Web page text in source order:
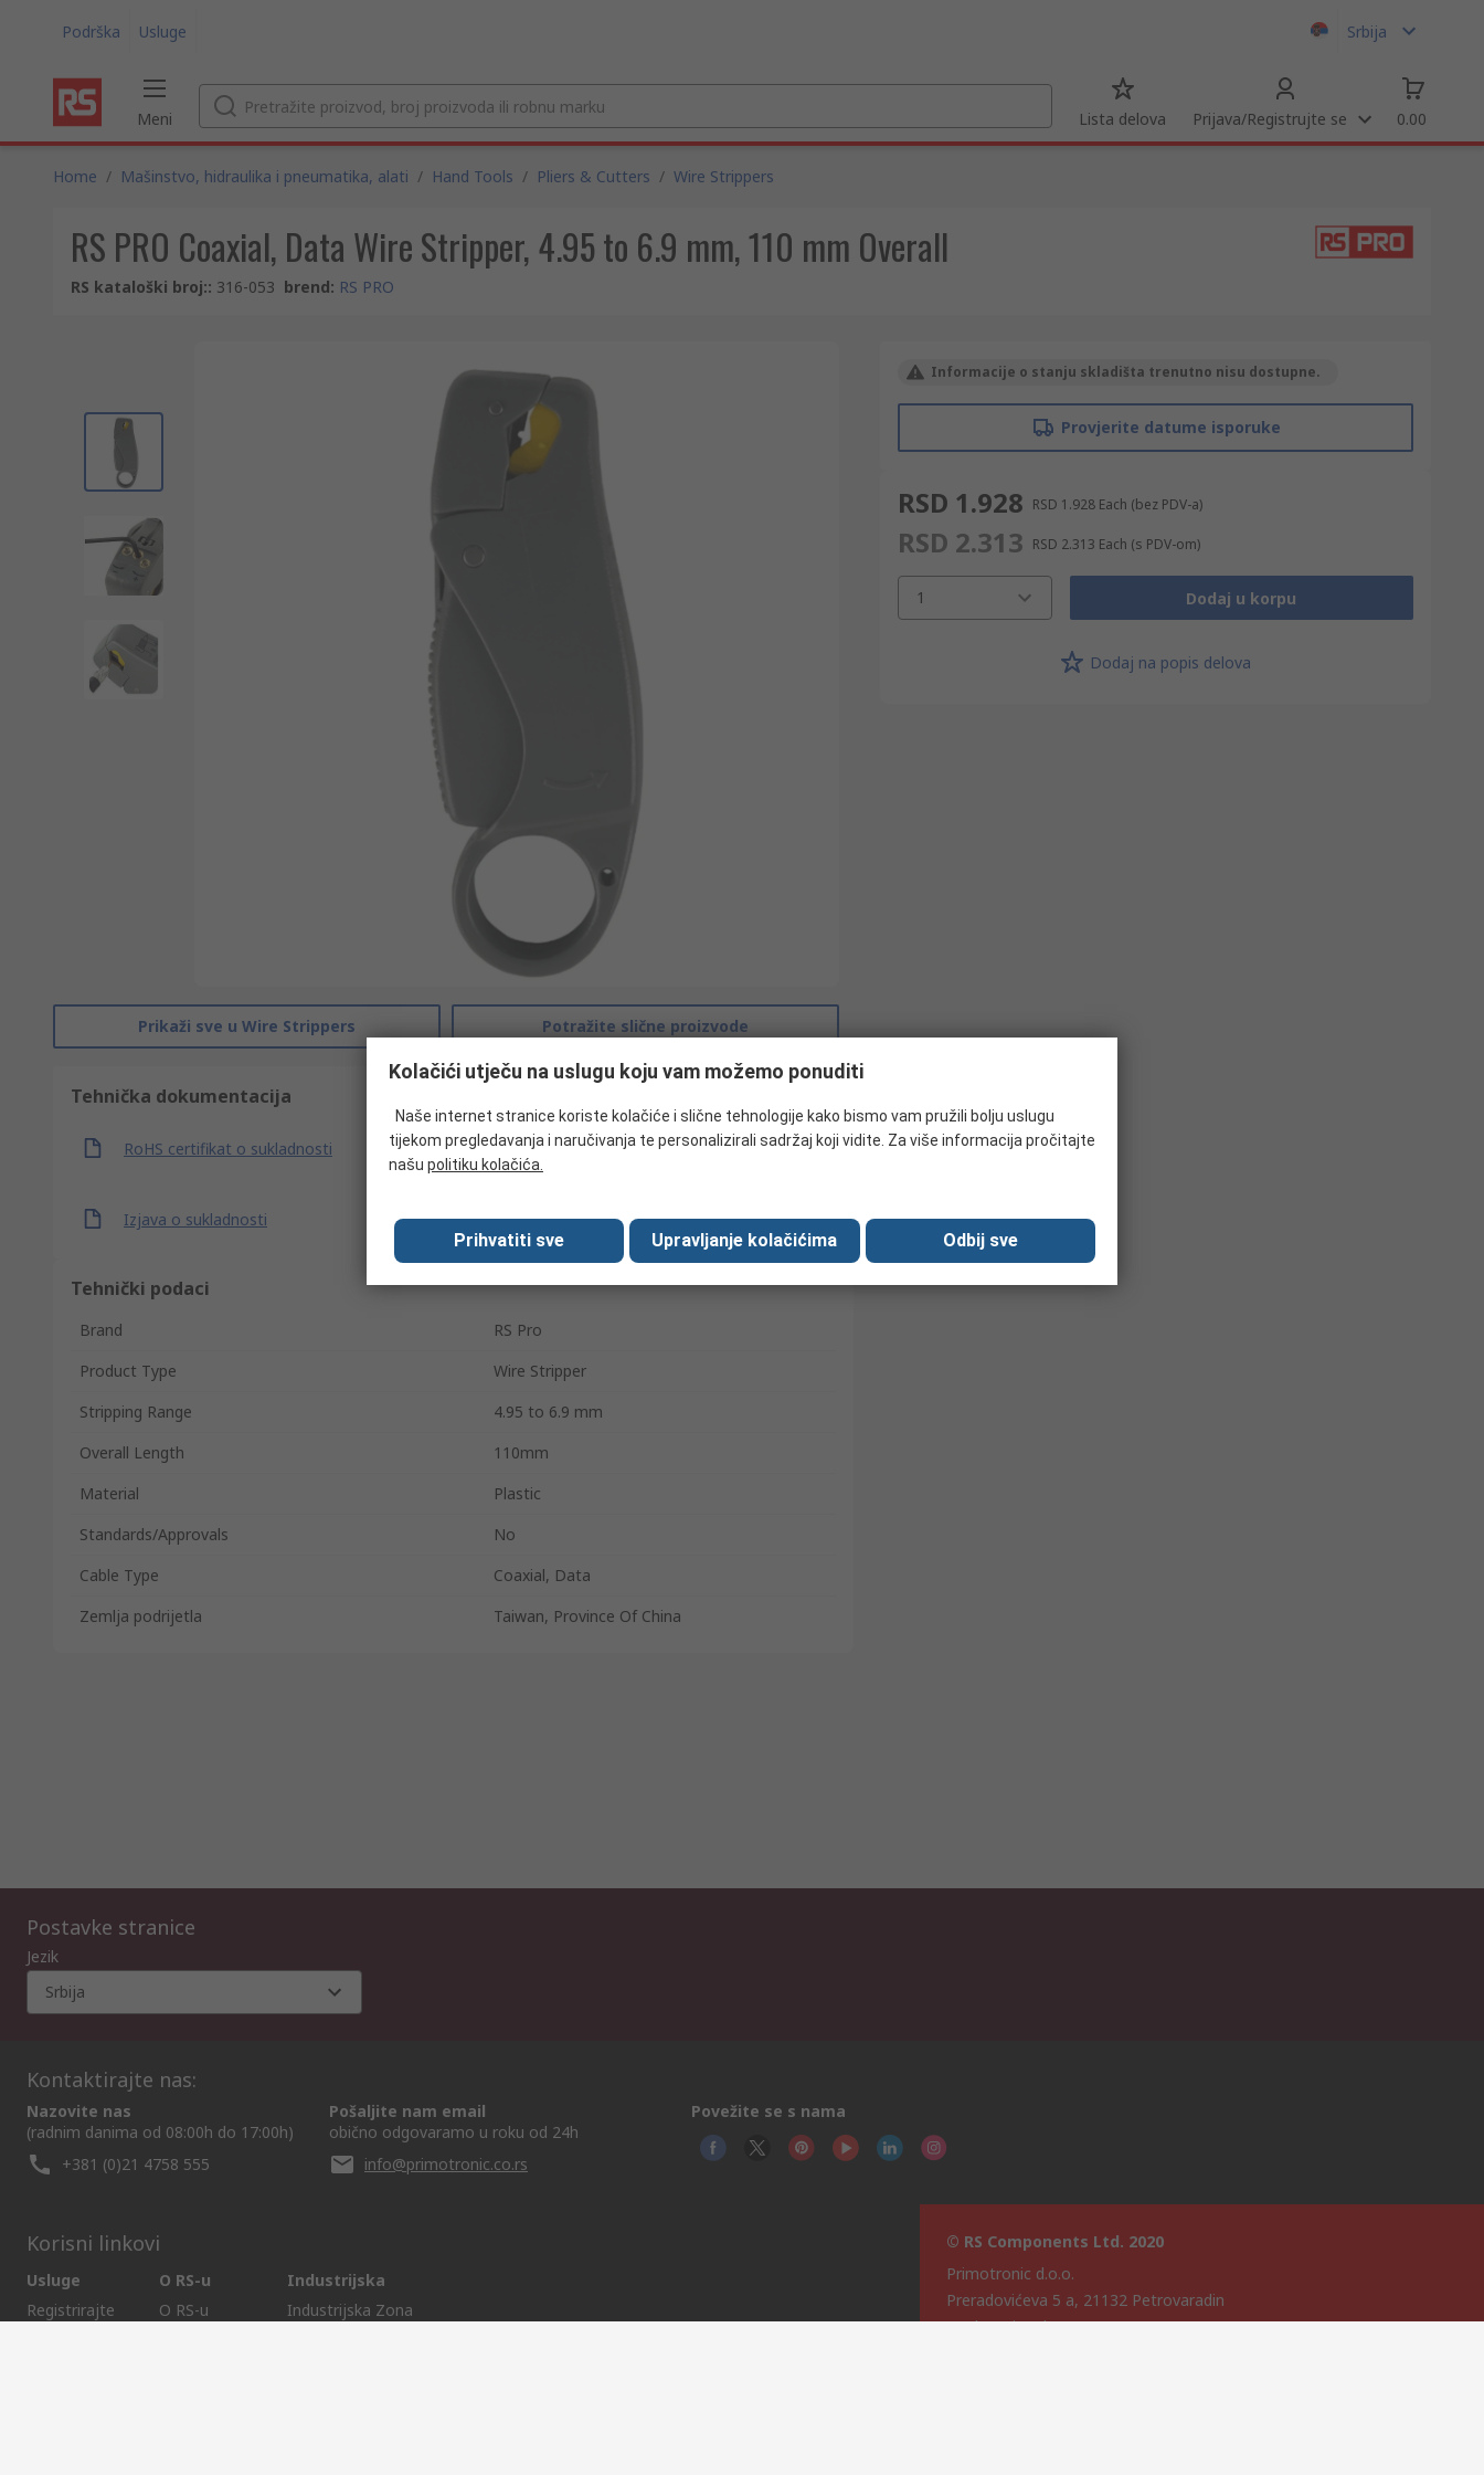
Podrška Usluge Srbija
Meni Lista delova Prijava/Registrujte se 0.00
Home / Mašinstvo, hidraulika i pneumatika, alati / Hand Tools / Pliers & Cutters / Wire Strippers
RS PRO Coaxial, Data Wire Stripper, 4.95 to 6.9 mm, 110 mm Overall
RS kataloški broj:: 316-053 brend: RS PRO
Prikaži sve u Wire Strippers Potražite slične proizvode
Tehnička dokumentacija
RoHS certifikat o sukladnosti
Izjava o sukladnosti
Tehnički podaci
Brand
RS Pro
Product Type
Wire Stripper
Stripping Range
4.95 to 6.9 mm
Overall Length
110mm
Material
Plastic
Standards/Approvals
No
Cable Type
Coaxial, Data
Zemlja podrijetla
Taiwan, Province Of China
Informacije o stanju skladišta trenutno nisu dostupne.
Provjerite datume isporuke
RSD 1.928 RSD 1.928 Each (bez PDV-a)
RSD 2.313 RSD 2.313 Each (s PDV-om)
1 Dodaj u korpu
Dodaj na popis delova
Postavke stranice
Jezik
Srbija
Kontaktirajte nas:
Nazovite nas
(radnim danima od 08:00h do 17:00h)
+381 (0)21 4758 555
Pošaljite nam email
obično odgovaramo u roku od 24h
info@primotronic.co.rs
Povežite se s nama
Korisni linkovi
Usluge
Registrirajte
O RS-u
O RS-u
Industrijska
Industrijska Zona
© RS Components Ltd. 2020
Primotronic d.o.o.
Preradovićeva 5 a, 21132 Petrovaradin
grad Novi Sad
Kolačići utječu na uslugu koju vam možemo ponuditi
Naše internet stranice koriste kolačiće i slične tehnologije kako bismo vam pružili bolju uslugu
tijekom pregledavanja i naručivanja te personalizirali sadržaj koji vidite. Za više informacija pročitajte
našu politiku kolačića.
Prihvatiti sve Upravljanje kolačićima Odbij sve